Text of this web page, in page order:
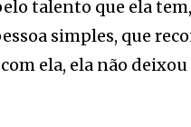
talento que ela
simples, que
ela, ela não deixou